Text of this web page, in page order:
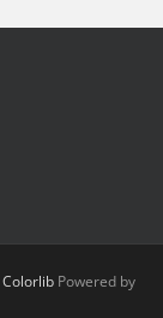
ColorlibPowered by